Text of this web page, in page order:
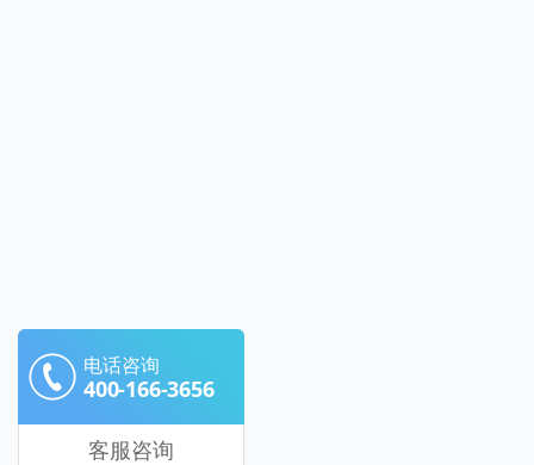
电话咨询
400-166-3656
客服咨询